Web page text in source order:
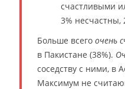
счастливыми
3%
Больше всего очень
в Пакистане (38%).
соседству с ними, в
Максимум не